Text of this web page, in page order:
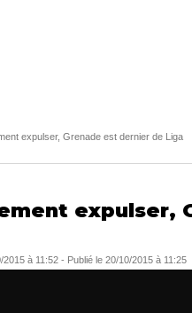
expulser, Grenade est dernier de Liga
expulser,
2015 à 11:52 - Publié le 20/10/2015 à 11:25